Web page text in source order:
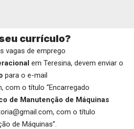
currículo?
vagas de emprego
em Teresina, devem enviar o
para o e-mail
com o título “Encarregado
de Manutenção de Máquinas
com o título
de Máquinas”.